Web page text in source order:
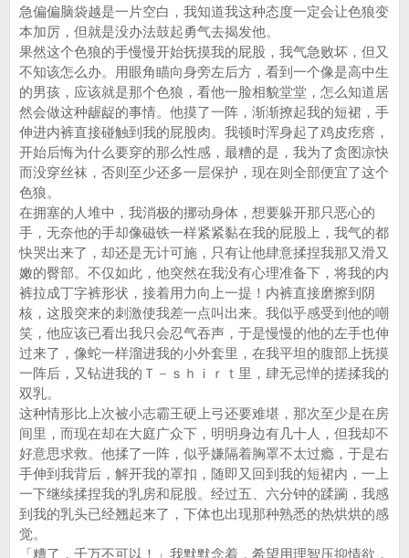
急偏偏脑袋越是一片空白，我知道我这种态度一定会让色狼变
本加厉，但就是没办法鼓起勇气去揭发他。
果然这个色狼的手慢慢开始抚摸我的屁股，我气急败坏，但又
不知该怎么办。用眼角瞄向身旁左后方，看到一个像是高中生
的男孩，应该就是那个色狼，看他一脸相貌堂堂，怎么知道居
然会做这种龌龊的事情。他摸了一阵，渐渐撩起我的短裙，手
伸进内裤直接碰触到我的屁股肉。我顿时浑身起了鸡皮疙瘩，
开始后悔为什么要穿的那么性感，最糟的是，我为了贪图凉快
而没穿丝袜，否则至少还多一层保护，现在则全部便宜了这个
色狼。
在拥塞的人堆中，我消极的挪动身体，想要躲开那只恶心的
手，无奈他的手却像磁铁一样紧紧黏在我的屁股上，我气的都
快哭出来了，却还是无计可施，只有让他肆意揉捏我那又滑又
嫩的臀部。不仅如此，他突然在我没有心理准备下，将我的内
裤拉成丁字裤形状，接着用力向上一提！内裤直接磨擦到阴
核，这股突来的刺激使我差一点叫出来。我似乎感受到他的嘲
笑，他应该已看出我只会忍气吞声，于是慢慢的他的左手也伸
过来了，像蛇一样溜进我的小外套里，在我平坦的腹部上抚摸
一阵后，又钻进我的Ｔ－ｓｈｉｒｔ里，肆无忌惮的搓揉我的
双乳。
这种情形比上次被小志霸王硬上弓还要难堪，那次至少是在房
间里，而现在却在大庭广众下，明明身边有几十人，但我却不
好意思求救。他揉了一阵，似乎嫌隔着胸罩不太过瘾，于是右
手伸到我背后，解开我的罩扣，随即又回到我的短裙内，一上
一下继续揉捏我的乳房和屁股。经过五、六分钟的蹂躏，我感
到我的乳头已经翘起来了，下体也出现那种熟悉的热烘烘的感
觉。
「糟了，千万不可以！」我默默念着，希望用理智压抑情欲，